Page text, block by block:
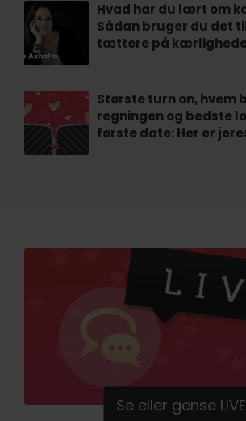
Hvad har du lært om
Sådan bruger du det
tættere på
Største turn on, hvem
regningen og bedste
første date: Her er
Se eller gense LIVE